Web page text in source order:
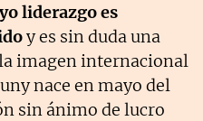
liderazgo es
y es sin duda una
imagen internacional
nace en mayo del
sin ánimo de lucro